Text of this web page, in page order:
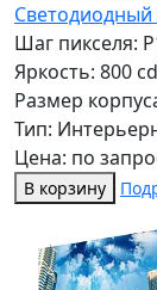
Светодиодный
Шаг пикселя:
Яркость: 800 cd
Размер
Тип:
Цена: по
В корзину